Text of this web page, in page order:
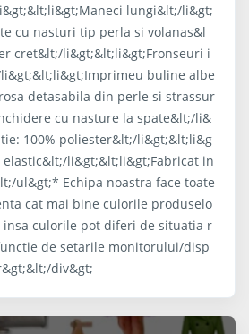
lungi&lt;/li&gt;
cu nasturi tip perla si volanas&l
cret&lt;/li&gt;&lt;li&gt;Fronseuri i
buline albe
detasabila din perle si strassur
cu nasture la spate&lt;/li&
100% poliester&lt;/li&gt;&lt;li&g
li&gt;&lt;li&gt;Fabricat in
ul&gt;* Echipa noastra face toate
cat mai bine culorile produselo
insa culorile pot diferi de situatia r
de setarile monitorului/disp
div&gt;